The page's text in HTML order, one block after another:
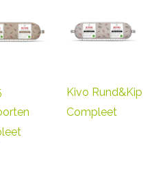
Kivo Rund&Kip
Compleet